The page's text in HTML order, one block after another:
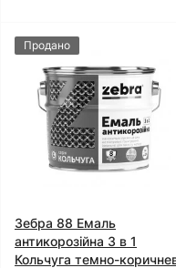
Продано
Зебра 88 Емаль
антикорозійна 3 в 1
Кольчуга темно-